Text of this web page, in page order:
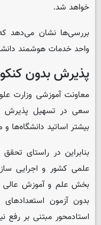
خواهد شد.
بررسی‌ها نشان می‌دهد
واحد خدمات هوشمند
پذیرش بدون
معاونت آموزشی وزارت
سعی در تسهیل پذیرش
بیشتر اساتید
بخش علم و آموزش عالی
بدون آزمون
استادمحور مبتنی بر رفع